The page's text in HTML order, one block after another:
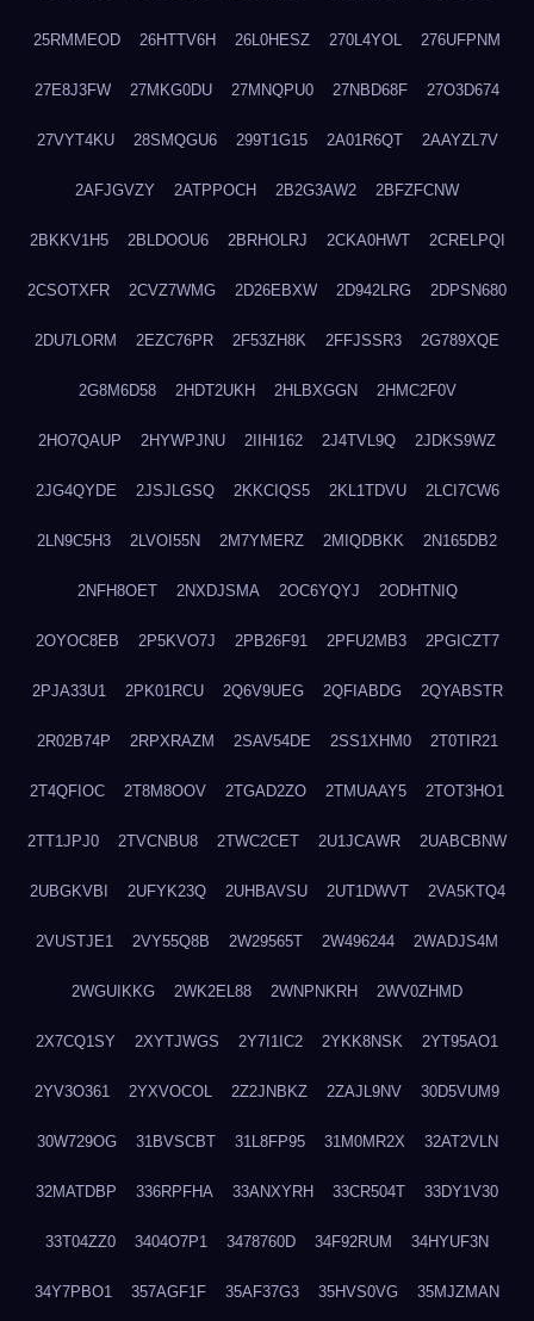
25RMMEOD 26HTTV6H 26L0HESZ 270L4YOL 276UFPNM
27E8J3FW 27MKG0DU 27MNQPU0 27NBD68F 27O3D674
27VYT4KU 28SMQGU6 299T1G15 2A01R6QT 2AAYZL7V
2AFJGVZY 2ATPPOCH 2B2G3AW2 2BFZFCNW
2BKKV1H5 2BLDOOU6 2BRHOLRJ 2CKA0HWT 2CRELPQI
2CSOTXFR 2CVZ7WMG 2D26EBXW 2D942LRG 2DPSN680
2DU7LORM 2EZC76PR 2F53ZH8K 2FFJSSR3 2G789XQE
2G8M6D58 2HDT2UKH 2HLBXGGN 2HMC2F0V
2HO7QAUP 2HYWPJNU 2IIHI162 2J4TVL9Q 2JDKS9WZ
2JG4QYDE 2JSJLGSQ 2KKCIQS5 2KL1TDVU 2LCI7CW6
2LN9C5H3 2LVOI55N 2M7YMERZ 2MIQDBKK 2N165DB2
2NFH8OET 2NXDJSMA 2OC6YQYJ 2ODHTNIQ
2OYOC8EB 2P5KVO7J 2PB26F91 2PFU2MB3 2PGICZT7
2PJA33U1 2PK01RCU 2Q6V9UEG 2QFIABDG 2QYABSTR
2R02B74P 2RPXRAZM 2SAV54DE 2SS1XHM0 2T0TIR21
2T4QFIOC 2T8M8OOV 2TGAD2ZO 2TMUAAY5 2TOT3HO1
2TT1JPJ0 2TVCNBU8 2TWC2CET 2U1JCAWR 2UABCBNW
2UBGKVBI 2UFYK23Q 2UHBAVSU 2UT1DWVT 2VA5KTQ4
2VUSTJE1 2VY55Q8B 2W29565T 2W496244 2WADJS4M
2WGUIKKG 2WK2EL88 2WNPNKRH 2WV0ZHMD
2X7CQ1SY 2XYTJWGS 2Y7I1IC2 2YKK8NSK 2YT95AO1
2YV3O361 2YXVOCOL 2Z2JNBKZ 2ZAJL9NV 30D5VUM9
30W729OG 31BVSCBT 31L8FP95 31M0MR2X 32AT2VLN
32MATDBP 336RPFHA 33ANXYRH 33CR504T 33DY1V30
33T04ZZ0 3404O7P1 3478760D 34F92RUM 34HYUF3N
34Y7PBO1 357AGF1F 35AF37G3 35HVS0VG 35MJZMAN